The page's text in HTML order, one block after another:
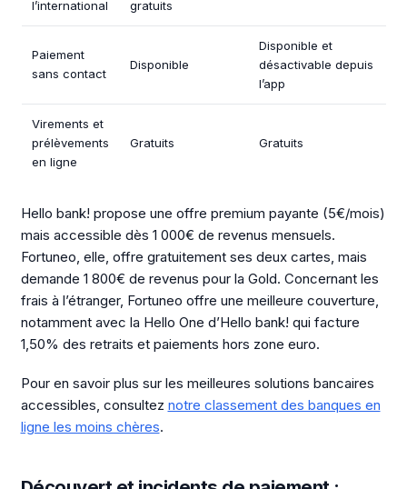
l’international gratuits
Paiement
sans contact
Disponible
Disponible et
désactivable depuis
l’app
Virements et
prélèvements
en ligne
Gratuits Gratuits
Hello bank! propose une offre premium payante (5€/mois)
mais accessible dès 1 000€ de revenus mensuels.
Fortuneo, elle, offre gratuitement ses deux cartes, mais
demande 1 800€ de revenus pour la Gold. Concernant les
frais à l’étranger, Fortuneo offre une meilleure couverture,
notamment avec la Hello One d’Hello bank! qui facture
1,50% des retraits et paiements hors zone euro.
Pour en savoir plus sur les meilleures solutions bancaires
accessibles, consultez notre classement des banques en
ligne les moins chères.